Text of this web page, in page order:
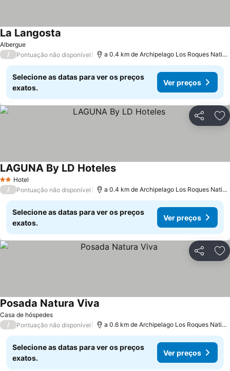
Albergue
La Langosta
/ Pontuação não disponível a 0.4 km de Archipelago Los Roques National Park
Selecione as datas para ver os preços
exatos.
Ver preços
Partilhar
2 Estrelas
Hotel
LAGUNA By LD Hoteles
/ Pontuação não disponível a 0.4 km de Archipelago Los Roques National Park
Selecione as datas para ver os preços
exatos.
Ver preços
Partilhar
Casa de hóspedes
Posada Natura Viva
/ Pontuação não disponível a 0.6 km de Archipelago Los Roques National Park
Selecione as datas para ver os preços
exatos.
Ver preços